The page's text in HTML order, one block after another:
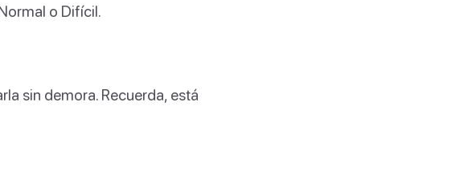
o Difícil.
sin demora. Recuerda, está